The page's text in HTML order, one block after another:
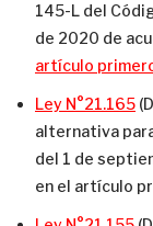
145-L del
de 2020 de
artículo
Ley N°21.165
alternativa
del 1 de
en el artículo